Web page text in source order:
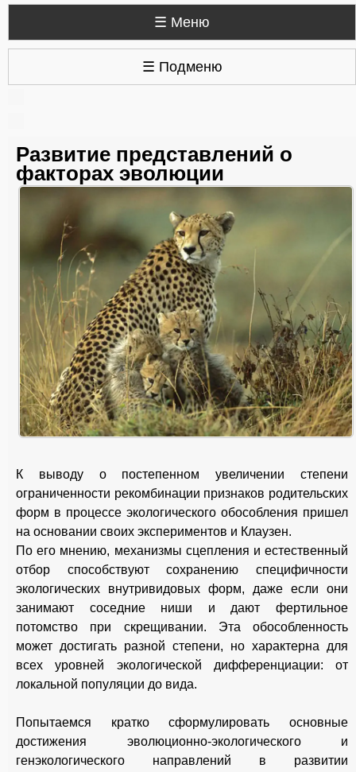
☰ Меню
☰ Подменю
Развитие представлений о
факторах эволюции
К выводу о постепенном увеличении степени
ограниченности рекомбинации признаков родительских
форм в процессе экологического обособления пришел
на основании своих экспериментов и Клаузен.
По его мнению, механизмы сцепления и естественный
отбор способствуют сохранению специфичности
экологических внутривидовых форм, даже если они
занимают соседние ниши и дают фертильное
потомство при скрещивании. Эта обособленность
может достигать разной степени, но характерна для
всех уровней экологической дифференциации: от
локальной популяции до вида.
Попытаемся кратко сформулировать основные
достижения эволюционно-экологического и
генэкологического направлений в развитии